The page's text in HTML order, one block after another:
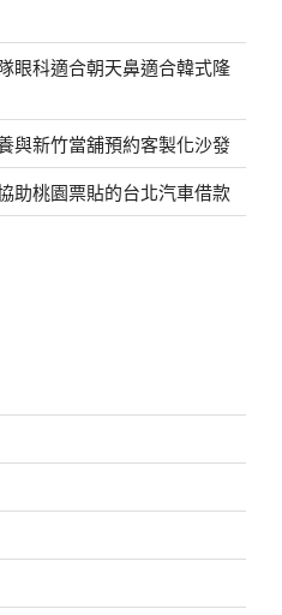
眼科適合朝天鼻適合韓式隆
與新竹當舖預約客製化沙發
助桃園票貼的台北汽車借款